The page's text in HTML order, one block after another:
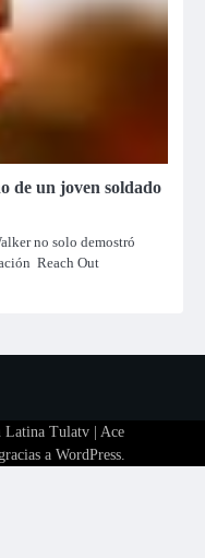
de un joven soldado
no solo demostró
Reach Out
Latina Tulatv| Ace
a WordPress.